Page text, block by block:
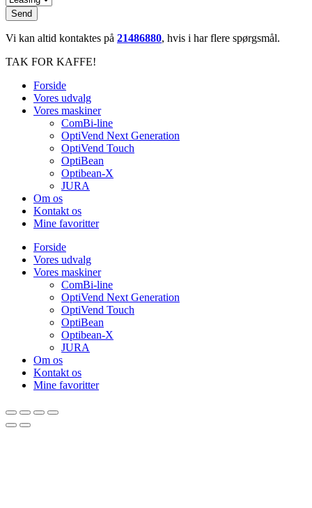
Send
Vi kan altid kontaktes på 21486880, hvis i har flere spørgsmål.
TAK FOR KAFFE!
Forside
Vores udvalg
Vores maskiner
ComBi-line
OptiVend Next Generation
OptiVend Touch
OptiBean
Optibean-X
JURA
Om os
Kontakt os
Mine favoritter
Forside
Vores udvalg
Vores maskiner
ComBi-line
OptiVend Next Generation
OptiVend Touch
OptiBean
Optibean-X
JURA
Om os
Kontakt os
Mine favoritter